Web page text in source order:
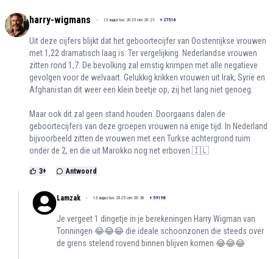
harry-wigmans 13 augustus 2025 om 20:21 + 27516
Uit deze cijfers blijkt dat het geboortecijfer van Oostenrijkse vrouwen
met 1,22 dramatisch laag is. Ter vergelijking: Nederlandse vrouwen
zitten rond 1,7. De bevolking zal ernstig krimpen met alle negatieve
gevolgen voor de welvaart. Gelukkig krikken vrouwen uit Irak, Syrië en
Afghanistan dit weer een klein beetje op, zij het lang niet genoeg.
Maar ook dit zal geen stand houden. Doorgaans dalen de
geboortecijfers van deze groepen vrouwen na enige tijd. In Nederland
bijvoorbeeld zitten de vrouwen met een Turkse achtergrond ruim
onder de 2, en die uit Marokko nog net erboven.🇮🇱
3+ Antwoord
Lamzak 13 augustus 2025 om 20:38 + 59198
Je vergeet 1 dingetje in je berekeningen Harry Wigman van
Tonningen 😂😂😂 die ideale schoonzonen die steeds over
de grens stelend rovend binnen blijven komen 😂😂😂